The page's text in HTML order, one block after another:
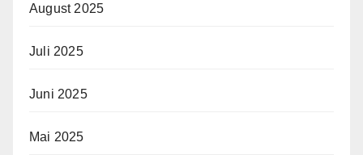
August 2025
Juli 2025
Juni 2025
Mai 2025